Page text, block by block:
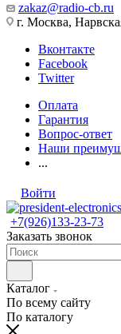
zakaz@radio-cb.ru
г. Москва,
Вконтакте
Facebook
Twitter
Оплата
Гарантия
Вопрос-ответ
Наши
...
Войти
+7(926)133-23-73
Заказать звонок
Каталог
По всему сайту
По каталогу